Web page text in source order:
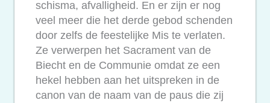
schisma, afvalligheid. En er zijn er nog
veel meer die het derde gebod schenden
door zelfs de feestelijke Mis te verlaten.
Ze verwerpen het Sacrament van de
Biecht en de Communie omdat ze een
hekel hebben aan het uitspreken in de
canon van de naam van de paus die zij